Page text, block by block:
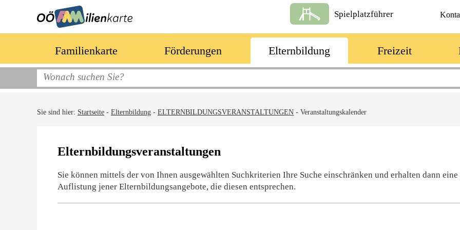
Spielplatzführer
Familienkarte Förderungen Elternbildung Freizeit
Sie sind hier: Startseite - Elternbildung - ELTERNBILDUNGSVERANSTALTUNGEN - Veranstaltungskalender
Elternbildungsveranstaltungen
Sie können mittels der von Ihnen ausgewählten Suchkriterien Ihre Suche einschränken und erhalten dann eine
Auflistung jener Elternbildungsangebote, die diesen entsprechen.